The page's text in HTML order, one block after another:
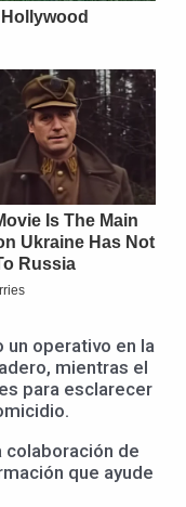
un operativo en la
mientras el
para esclarecer
colaboración de
que ayude